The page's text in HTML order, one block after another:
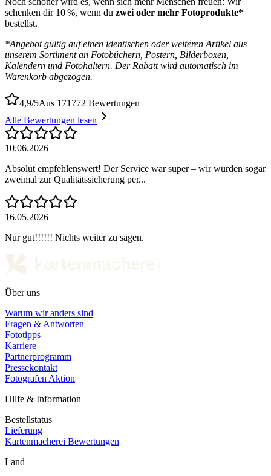
schenken dir 10 %, wenn du zwei oder mehr Fotoprodukte*
bestellst.
*Angebot gültig auf einen identischen oder weiteren Artikel aus
unserem Sortiment an Fotobüchern, Postern, Bilderboxen,
Kalendern und Fotohaltern. Der Rabatt wird automatisch im
Warenkorb abgezogen.
4,9/5Aus 171772 Bewertungen
Alle Bewertungen lesen
10.06.2026
Absolut empfehlenswert! Der Service war super – wir wurden sogar
zweimal zur Qualitätssicherung per...
16.05.2026
Nur gut!!!!!! Nichts weiter zu sagen.
Über uns
Warum wir anders sind
Fragen & Antworten
Fototipps
Karriere
Partnerprogramm
Pressekontakt
Fotografen Aktion
Hilfe & Information
Bestellstatus
Lieferung
Kartenmacherei Bewertungen
Land